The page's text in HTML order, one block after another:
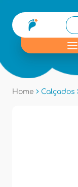
Home Calçados